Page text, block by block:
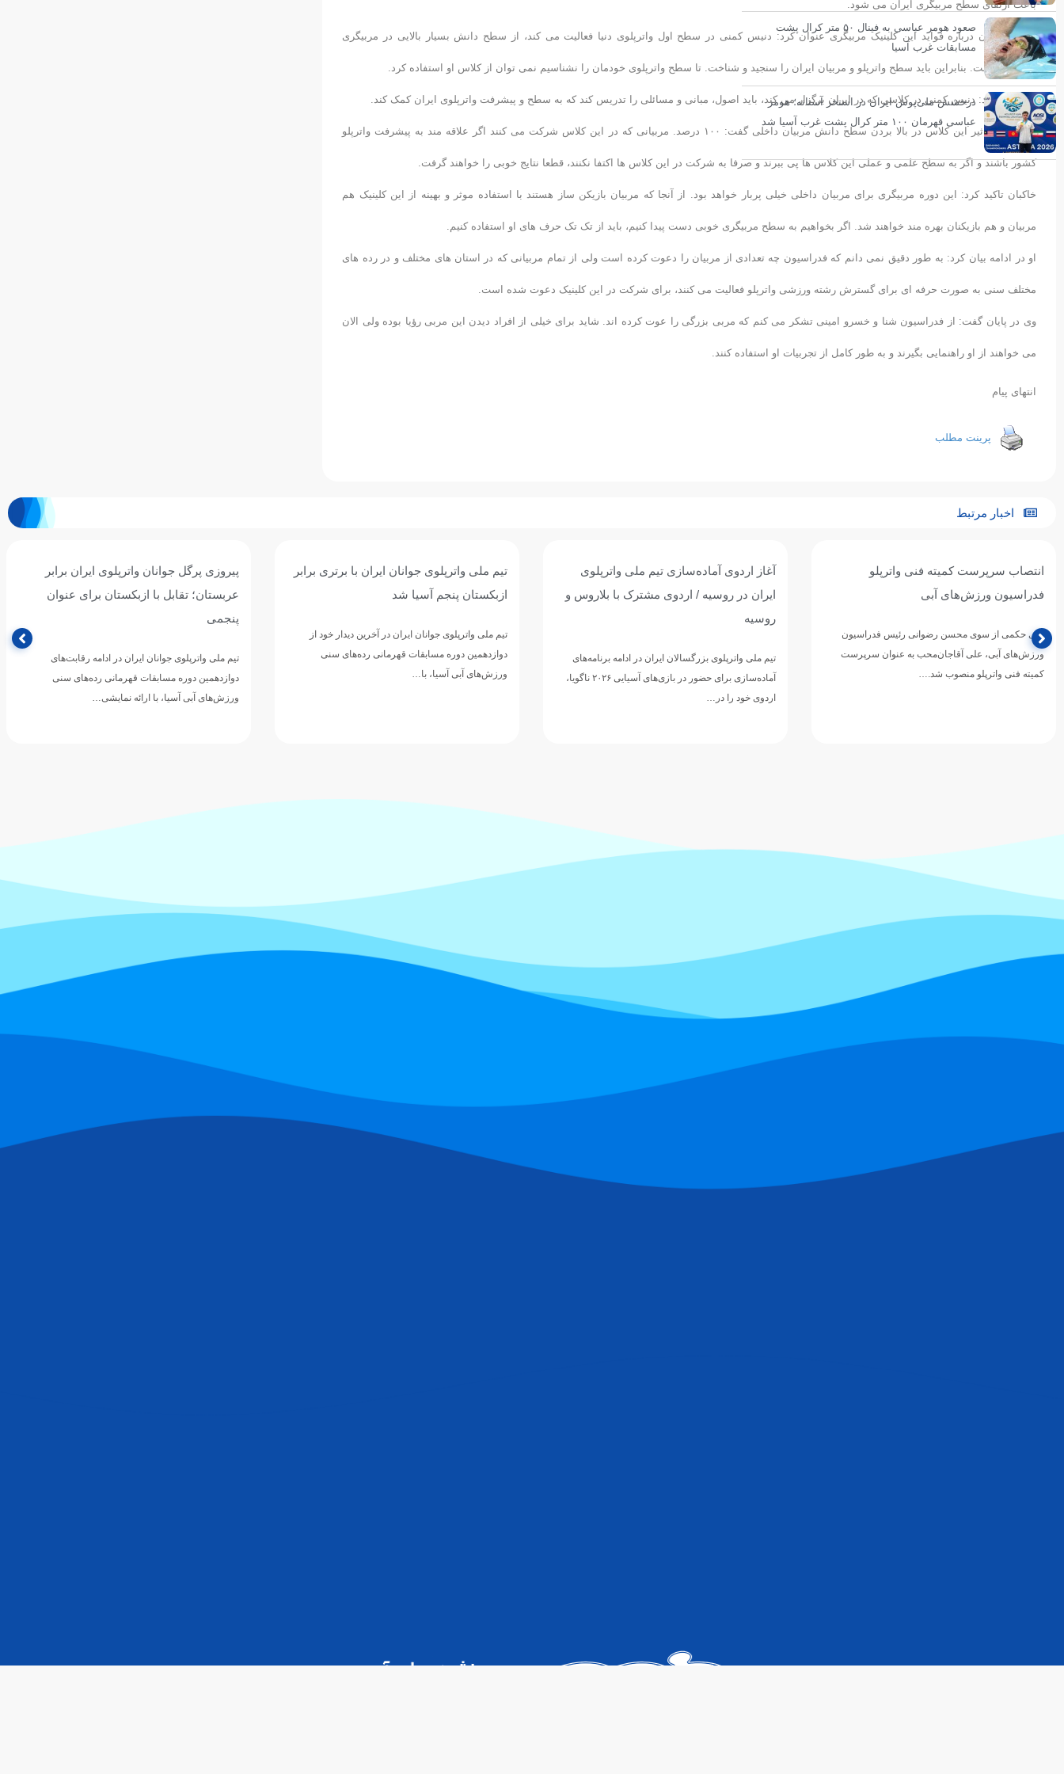
باعث ارتقای سطح مربیگری ایران می شود.
دانیال خاکبان درباره فواید این کلینیک مربیگری عنوان کرد: دنیس کمنی در سطح اول واترپلوی دنیا فعالیت می کند، از سطح دانش بسیار بالایی در مربیگری
برخوردار است. بنابراین باید سطح واترپلو و مربیان ایران را سنجید و شناخت. تا سطح واترپلوی خودمان را نشناسیم نمی توان از کلاس او استفاده کرد.
او اشاره کرد: دنیس کمنی در کلاسی که در ایران برگزار می کند، باید اصول، مبانی و مسائلی را تدریس کند که به سطح و پیشرفت واترپلوی ایران کمک کند.
وی درباره تاثیر این کلاس در بالا بردن سطح دانش مربیان داخلی گفت: ۱۰۰ درصد. مربیانی که در این کلاس شرکت می کنند اگر علاقه مند به پیشرفت واترپلو
کشور باشند و اگر به سطح علمی و عملی این کلاس ها پی ببرند و صرفا به شرکت در این کلاس ها اکتفا نکنند، قطعا نتایج خوبی را خواهند گرفت.
خاکبان تاکید کرد: این دوره مربیگری برای مربیان داخلی خیلی پربار خواهد بود. از آنجا که مربیان بازیکن ساز هستند با استفاده موثر و بهینه از این کلینیک هم
مربیان و هم بازیکنان بهره مند خواهند شد. اگر بخواهیم به سطح مربیگری خوبی دست پیدا کنیم، باید از تک تک حرف های او استفاده کنیم.
او در ادامه بیان کرد: به طور دقیق نمی دانم که فدراسیون چه تعدادی از مربیان را دعوت کرده است ولی از تمام مربیانی که در استان های مختلف و در رده های
مختلف سنی به صورت حرفه ای برای گسترش رشته ورزشی واترپلو فعالیت می کنند، برای شرکت در این کلینیک دعوت شده است.
وی در پایان گفت: از فدراسیون شنا و خسرو امینی تشکر می کنم که مربی بزرگی را عوت کرده اند. شاید برای خیلی از افراد دیدن این مربی رؤیا بوده ولی الان
می خواهند از او راهنمایی بگیرند و به طور کامل از تجربیات او استفاده کنند.
انتهای پیام
پرینت مطلب
صعود هومر عباسی به فینال ۵۰ متر کرال پشت
مسابقات غرب آسیا
درخشش ملی‌پوش ایران در استخر آستانه؛ هومر
عباسی قهرمان ۱۰۰ متر کرال پشت غرب آسیا شد
اخبار مرتبط
آغاز اردوی آماده‌سازی تیم ملی واترپلوی
ایران در روسیه / اردوی مشترک با بلاروس و
تیم ملی واترپلوی بزرگسالان ایران در ادامه برنامه‌های
تیم ملی واترپلوی جوانان ایران با برتری برابر
ازبکستان پنجم آسیا شد
دوازدهمین دوره مسابقات قهرمانی رده‌های سنی
ورزش‌های آبی آسیا، با…
پیروزی پرگل جوانان واترپلوی ایران برابر
عربستان؛ تقابل با ازبکستان برای عنوان
تیم ملی واترپلوی جوانان ایران در ادامه رقابت‌های
دوازدهمین دوره مسابقات قهرمانی رده‌های سنی
سومین برد جوانان واترپلوی ایران با
پرگل سریلانکا/ نوبت به قزاقستان رسید
تیم ملی واترپلوی جوانان ایران در چهارمین دیدار خود از
مرحله گروهی دوازدهمین دوره مسابقات قهرمانی
رده‌های سنی ورزش‌های آبی…